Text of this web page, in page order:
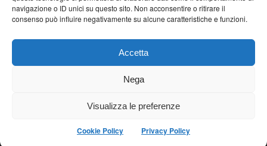
navigazione o ID unici su questo sito. Non acconsentire o ritirare il
consenso può influire negativamente su alcune caratteristiche e funzioni.
Accetta
Nega
Visualizza le preferenze
Cookie Policy Privacy Policy
Mappa completa
Cookie Policy (UE)
Iscriviti alla Community AziendaCondominio
© 2026La Community AziendaCondominio